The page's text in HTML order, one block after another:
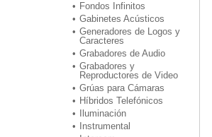
Fondos Infinitos
Gabinetes Acústicos
Generadores de Logos y
Caracteres
Grabadores de Audio
Grabadores y
Reproductores de Video
Grúas para Cámaras
Híbridos Telefónicos
Iluminación
Instrumental